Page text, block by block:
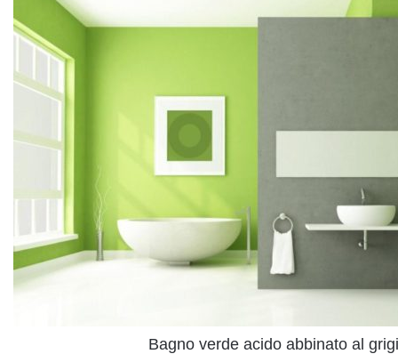
Bagno verde acido abbinato al